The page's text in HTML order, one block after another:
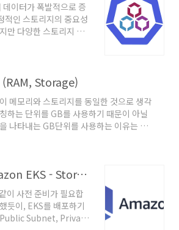
이터가 폭발적으로 증
적인 스토리지의 중요성
만 다양한 스토리지 옵
가장 적합한지, 성능
는 것은 쉽지 않습니
여러 스토리지 옵션이
게 설정되었는지 또는
확인하는 것이 중요합
리지 개념과 주요 성능
이용한 성능 테스트 방
란?
데이터가..
Storage)
메모리와 스토리지를 동일한 것으로 생각
하는 단위를 GB를 사용하기 때문이 아닐
나타내는 GB단위를 사용하는 이유는 기
표준 단위이기 때문입니다. 엄연히 다른
는 메모리에는 크게 RAM이라고 하는 휘
두 가지의 차이를 살펴보기 전에 먼저
file에 선언하는
와 resource.request.memory는 무
v1kind: Podmetadata: name:
[AEWS] 3-1. Amazon EKS - Storage (EBS, EFS)
이 사전 준비가 필요합
듯이, EKS를 배포하기
Public Subnet, Private